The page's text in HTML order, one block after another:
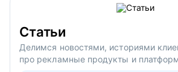
Статьи
Делимся новостями, историями
про рекламные продукты и